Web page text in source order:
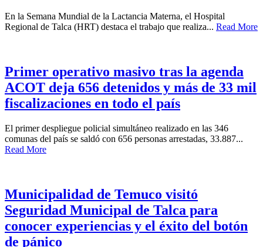
En la Semana Mundial de la Lactancia Materna, el Hospital
Regional de Talca (HRT) destaca el trabajo que realiza... Read More
Primer operativo masivo tras la agenda
ACOT deja 656 detenidos y más de 33 mil
fiscalizaciones en todo el país
El primer despliegue policial simultáneo realizado en las 346
comunas del país se saldó con 656 personas arrestadas, 33.887...
Read More
Municipalidad de Temuco visitó
Seguridad Municipal de Talca para
conocer experiencias y el éxito del botón
de pánico